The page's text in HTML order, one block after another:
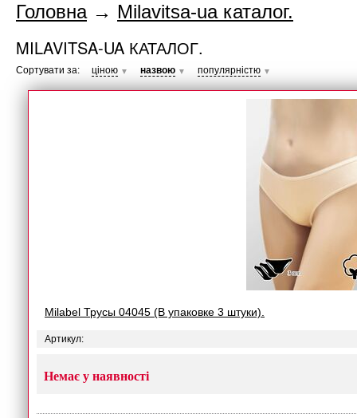
Головна→ Milavitsa-ua каталог.
MILAVITSA-UA КАТАЛОГ.
Сортувати за: ціною ▼ назвою ▼ популярністю ▼
Milabel Трусы 04045 (В упаковке 3 штуки).
Артикул:
Немає у наявності